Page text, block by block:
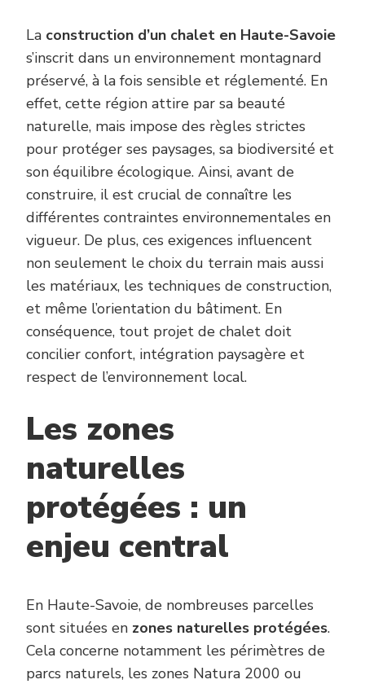
La construction d’un chalet en Haute-Savoie
s’inscrit dans un environnement montagnard
préservé, à la fois sensible et réglementé. En
effet, cette région attire par sa beauté
naturelle, mais impose des règles strictes
pour protéger ses paysages, sa biodiversité et
son équilibre écologique. Ainsi, avant de
construire, il est crucial de connaître les
différentes contraintes environnementales en
vigueur. De plus, ces exigences influencent
non seulement le choix du terrain mais aussi
les matériaux, les techniques de construction,
et même l’orientation du bâtiment. En
conséquence, tout projet de chalet doit
concilier confort, intégration paysagère et
respect de l’environnement local.
Les zones
naturelles
protégées : un
enjeu central
En Haute-Savoie, de nombreuses parcelles
sont situées en zones naturelles protégées.
Cela concerne notamment les périmètres de
parcs naturels, les zones Natura 2000 ou